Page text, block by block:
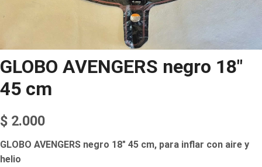
GLOBO AVENGERS negro 18″
45 cm
$ 2.000
GLOBO AVENGERS negro 18″ 45 cm, para inflar con aire y
helio